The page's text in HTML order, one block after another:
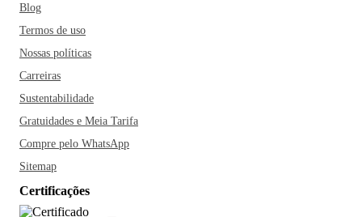
Blog
Termos de uso
Nossas políticas
Carreiras
Sustentabilidade
Gratuidades e Meia Tarifa
Compre pelo WhatsApp
Sitemap
Certificações